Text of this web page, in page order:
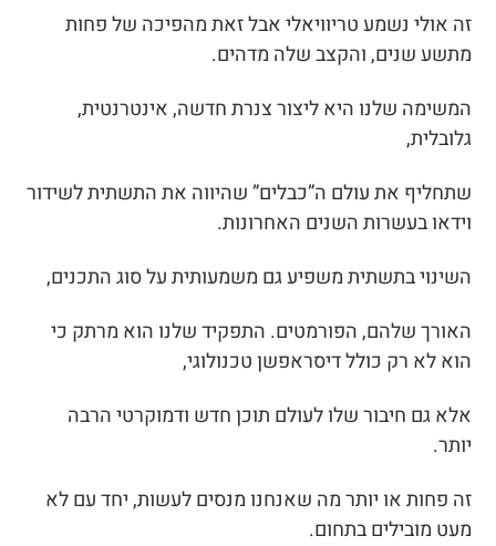
זה אולי נשמע טריוויאלי אבל זאת מהפיכה של פחות
מתשע שנים, והקצב שלה מדהים.
המשימה שלנו היא ליצור צנרת חדשה, אינטרנטית,
גלובלית,
שתחליף את עולם ה”כבלים” שהיווה את התשתית לשידור
וידאו בעשרות השנים האחרונות.
השינוי בתשתית משפיע גם משמעותית על סוג התכנים,
האורך שלהם, הפורמטים. התפקיד שלנו הוא מרתק כי
הוא לא רק כולל דיסראפשן טכנולוגי,
אלא גם חיבור שלו לעולם תוכן חדש ודמוקרטי הרבה
יותר.
זה פחות או יותר מה שאנחנו מנסים לעשות, יחד עם לא
מעט מובילים בתחום.